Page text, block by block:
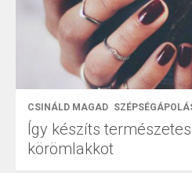
CSINÁLD MAGAD
Így készíts
körömlakkot